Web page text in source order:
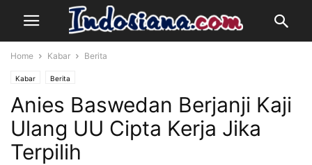
Home Kabar Berita
Kabar Berita
Anies Baswedan Berjanji Kaji
Ulang UU Cipta Kerja Jika
Terpilih